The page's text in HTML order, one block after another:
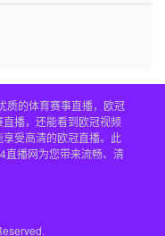
质的体育赛事直播，欧冠
播，还能看到欧冠视频
受高清的欧冠直播。此
直播网为您带来流畅、清